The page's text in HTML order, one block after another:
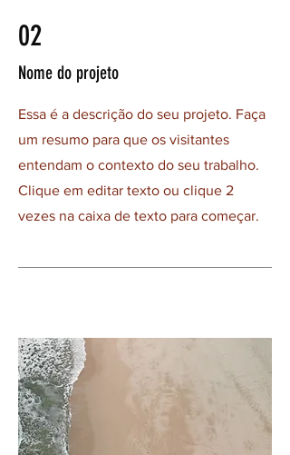
02
Nome do projeto
Essa é a descrição do seu projeto. Faça
um resumo para que os visitantes
entendam o contexto do seu trabalho.
Clique em editar texto ou clique 2
vezes na caixa de texto para começar.